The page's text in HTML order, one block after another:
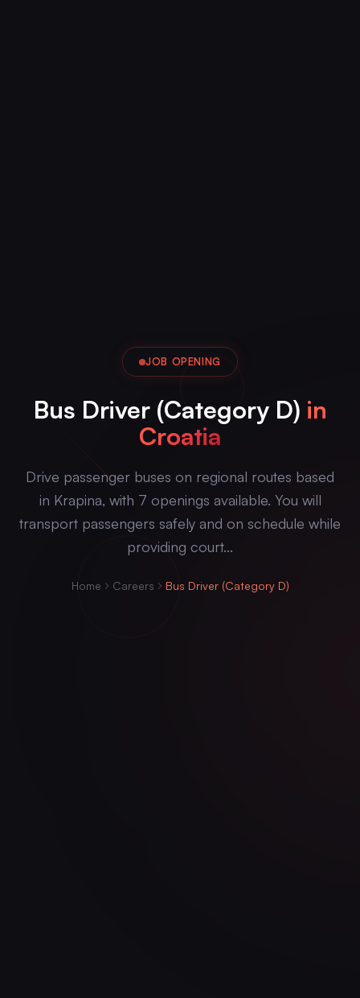
JOB OPENING
Bus Driver (Category D) in
Croatia
Drive passenger buses on regional routes based
in Krapina, with 7 openings available. You will
transport passengers safely and on schedule while
providing court...
Home Careers Bus Driver (Category D)